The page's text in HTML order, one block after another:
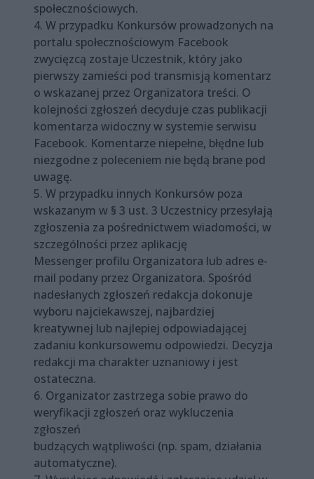
społecznościowych.
4. W przypadku Konkursów prowadzonych na
portalu społecznościowym Facebook
zwycięzcą zostaje Uczestnik, który jako
pierwszy zamieści pod transmisją komentarz
o wskazanej przez Organizatora treści. O
kolejności zgłoszeń decyduje czas publikacji
komentarza widoczny w systemie serwisu
Facebook. Komentarze niepełne, błędne lub
niezgodne z poleceniem nie będą brane pod
uwagę.
5. W przypadku innych Konkursów poza
wskazanym w § 3 ust. 3 Uczestnicy przesyłają
zgłoszenia za pośrednictwem wiadomości, w
szczególności przez aplikację
Messenger profilu Organizatora lub adres e-
mail podany przez Organizatora. Spośród
nadesłanych zgłoszeń redakcja dokonuje
wyboru najciekawszej, najbardziej
kreatywnej lub najlepiej odpowiadającej
zadaniu konkursowemu odpowiedzi. Decyzja
redakcji ma charakter uznaniowy i jest
ostateczna.
6. Organizator zastrzega sobie prawo do
weryfikacji zgłoszeń oraz wykluczenia
zgłoszeń
budzących wątpliwości (np. spam, działania
automatyczne).